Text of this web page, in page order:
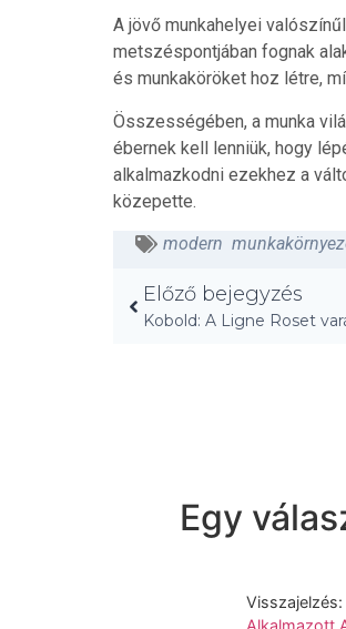
A jövő munkahelyei
metszéspontjában fognak
és munkaköröket hoz létre,
Összességében, a munka
ébernek kell lenniük, hogy
alkalmazkodni ezekhez a
közepette.
modern
Előző bejegyzés
Kobold: A Ligne Roset
Egy
Visszajelzés: